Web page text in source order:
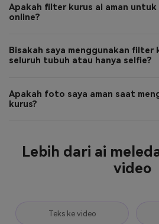
Apakah filter kurus ai aman untuk
online?
Bisakah saya menggunakan
seluruh tubuh atau hanya selfie?
Apakah foto saya aman saat
kurus?
Lebih dari ai
video
Teks ke video